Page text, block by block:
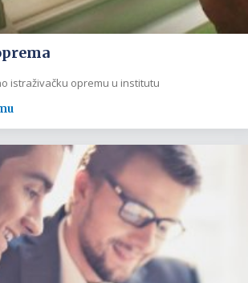
istraživačku opremu u institutu